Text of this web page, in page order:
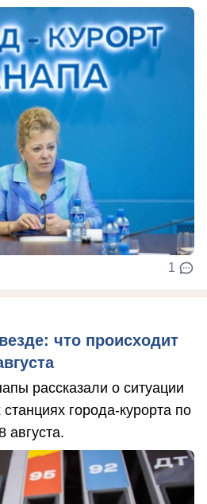
1
что происходит
рассказали о ситуации
города-курорта по
августа.